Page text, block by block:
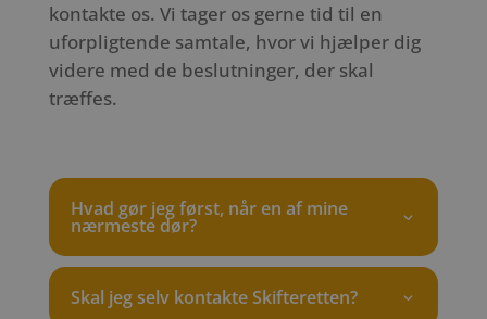
kontakte os. Vi tager os gerne tid til en
uforpligtende samtale, hvor vi hjælper dig
videre med de beslutninger, der skal
træffes.
Hvad gør jeg først, når en af mine
nærmeste dør?
Skal jeg selv kontakte Skifteretten?